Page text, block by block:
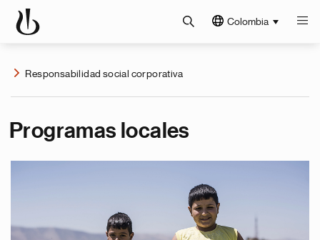
Colombia
Responsabilidad social corporativa
Programas locales